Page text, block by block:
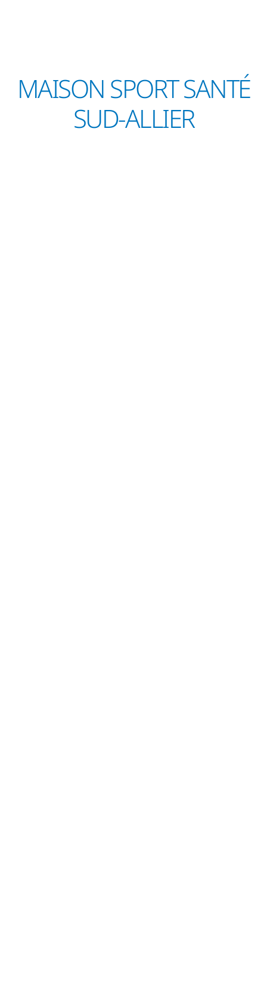
MAISON SPORT SANTÉ
SUD-ALLIER